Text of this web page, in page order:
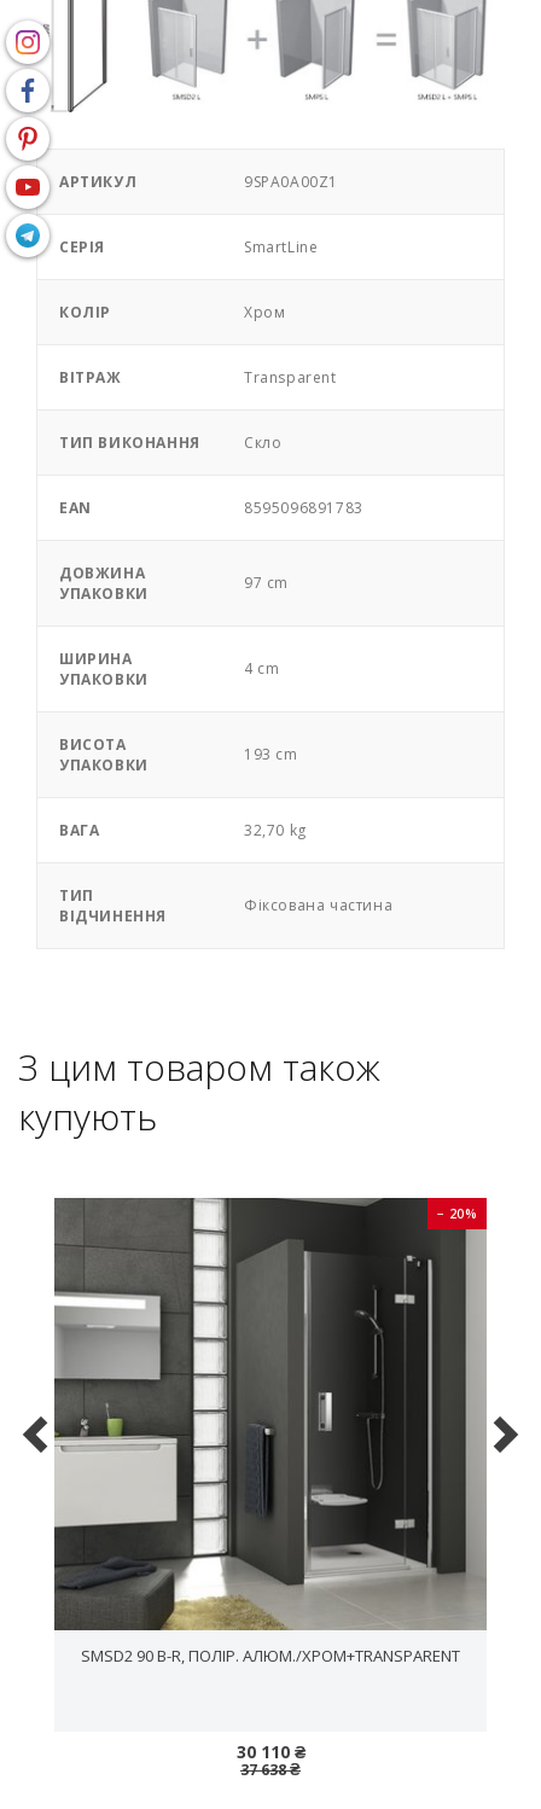
АРТИКУЛ 9SPA0A00Z1
СЕРІЯ SmartLine
КОЛІР Хром
ВІТРАЖ Transparent
ТИП ВИКОНАННЯ Скло
EAN 8595096891783
ДОВЖИНА
УПАКОВКИ
97 cm
ШИРИНА
УПАКОВКИ
4 cm
ВИСОТА
УПАКОВКИ
193 cm
ВАГА 32,70 kg
ТИП
ВІДЧИНЕННЯ
Фіксована частина
З цим товаром також
купують
− 20%
SMSD2 90 B-R, ПОЛІР. АЛЮМ./ХРОМ+TRANSPARENT
30 110 ₴
37 638 ₴